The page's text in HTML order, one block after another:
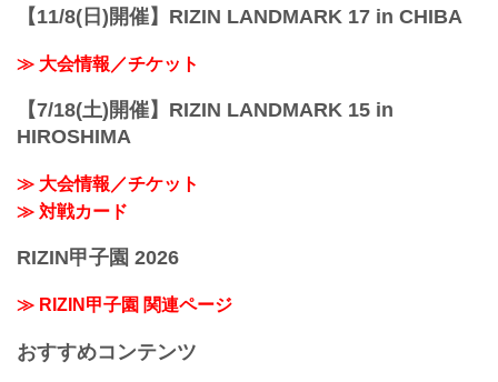
【11/8(日)開催】RIZIN LANDMARK 17 in CHIBA
≫ 大会情報／チケット
【7/18(土)開催】RIZIN LANDMARK 15 in
HIROSHIMA
≫ 大会情報／チケット
≫ 対戦カード
RIZIN甲子園 2026
≫ RIZIN甲子園 関連ページ
おすすめコンテンツ